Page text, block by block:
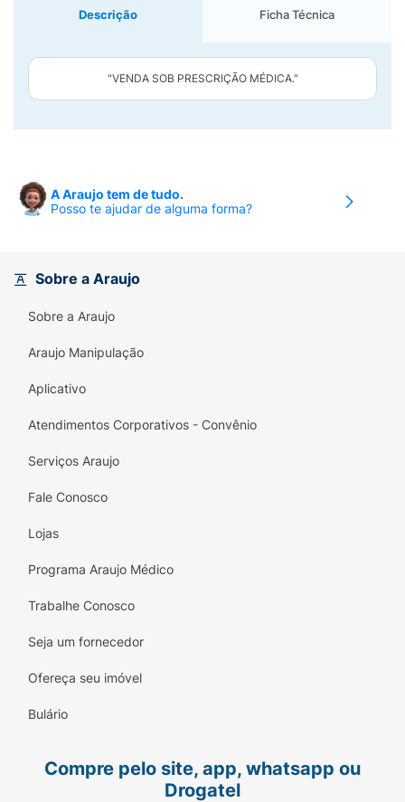
Descrição Ficha Técnica
"VENDA SOB PRESCRIÇÃO MÉDICA."
A Araujo tem de tudo.
Posso te ajudar de alguma forma?
Sobre a Araujo
Sobre a Araujo
Araujo Manipulação
Aplicativo
Atendimentos Corporativos - Convênio
Serviços Araujo
Fale Conosco
Lojas
Programa Araujo Médico
Trabalhe Conosco
Seja um fornecedor
Ofereça seu imóvel
Bulário
Compre pelo site, app, whatsapp ou
Drogatel